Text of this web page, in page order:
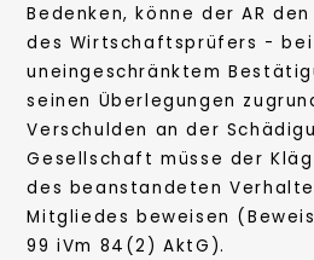
Bedenken, könne der AR
des Wirtschaftsprüfers - bei
uneingeschränktem
seinen Überlegungen
Verschulden an der
Gesellschaft müsse der
des beanstandeten
Mitgliedes beweisen
99 iVm 84(2) AktG).